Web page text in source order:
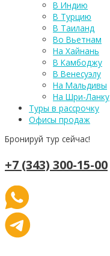
В Индию
В Турцию
В Таиланд
Во Вьетнам
На Хайнань
В Камбоджу
В Венесуэлу
На Мальдивы
На Шри-Ланку
Туры в рассрочку
Офисы продаж
Бронируй тур сейчас!
+7 (343) 300-15-00